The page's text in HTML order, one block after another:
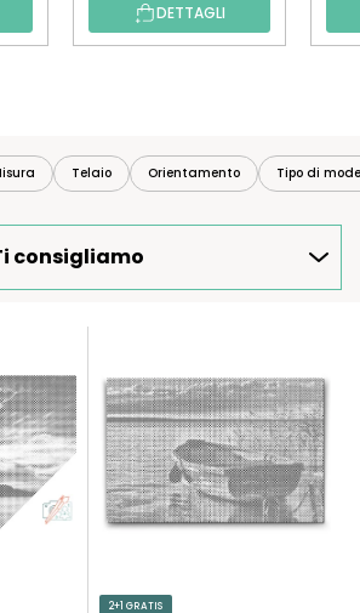
DETTAGLI
Telaio Orientamento Tipo di
consigliamo
2+1 GRATIS